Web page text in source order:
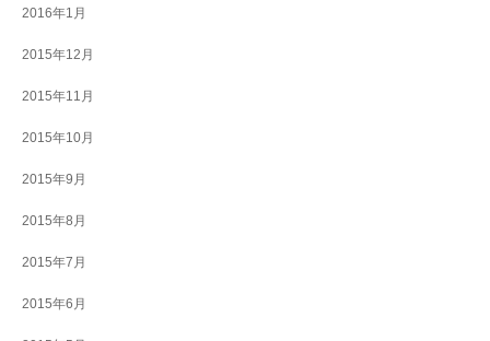
2016年1月
2015年12月
2015年11月
2015年10月
2015年9月
2015年8月
2015年7月
2015年6月